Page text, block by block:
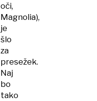
oči,
Magnolia),
je
šlo
za
presežek.
Naj
bo
tako